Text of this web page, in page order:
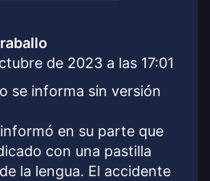
i
c
:
de 2023 a las 17:01
se informa sin versión
informó en su parte que
con una pastilla
la lengua. El accidente